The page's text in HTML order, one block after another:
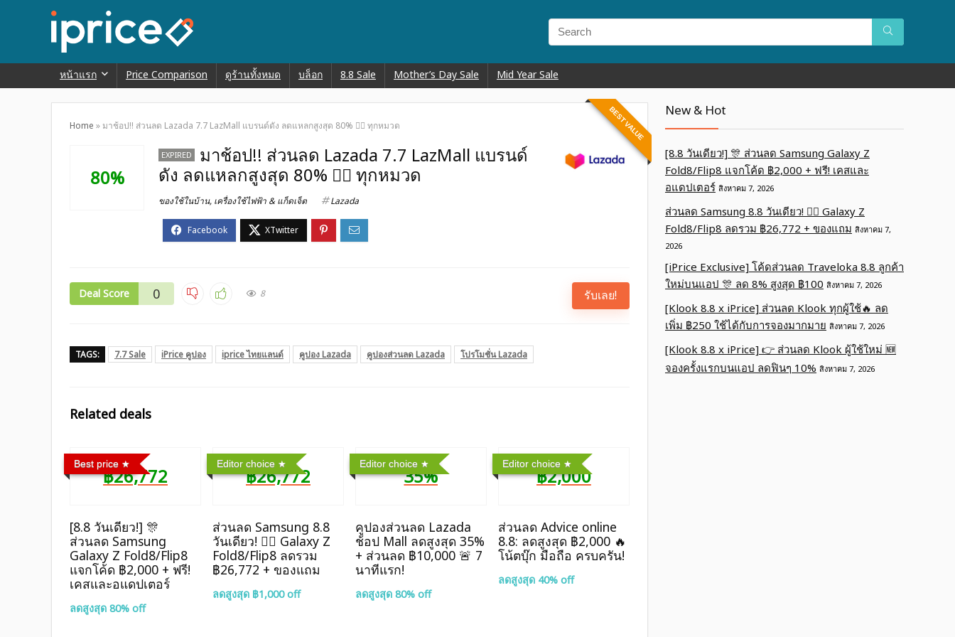
หน้าแรก Price Comparison ดูร้านทั้งหมด บล็อก 8.8 Sale Mother’s Day Sale Mid Year Sale
Home » มาช้อป!! ส่วนลด Lazada 7.7 LazMall แบรนด์ดัง ลดแหลกสูงสุด 80% ❤️‍🔥 ทุกหมวด BEST VALUE
80%
EXPIRED
มาช้อป!! ส่วนลด Lazada 7.7 LazMall แบรนด์
ดัง ลดแหลกสูงสุด 80% ❤️‍🔥 ทุกหมวด
ของใช้ในบ้าน, เครื่องใช้ไฟฟ้า & แก็ดเจ็ต Lazada
Deal Score 0 8 รับเลย!
TAGS: 7.7 Sale iPrice คูปอง iprice ไทยแลนด์ คูปอง Lazada คูปองส่วนลด Lazada โปรโมชั่น Lazada
Related deals
Best price
฿26,772
[8.8 วันเดียว!] 🎊
ส่วนลด Samsung
Galaxy Z Fold8/Flip8
แจกโค้ด ฿2,000 + ฟรี!
เคสและอแดปเตอร์
ลดสูงสุด 80% off
Editor choice
฿26,772
ส่วนลด Samsung 8.8
วันเดียว! ❤️‍🔥 Galaxy Z
Fold8/Flip8 ลดรวม
฿26,772 + ของแถม
ลดสูงสุด ฿1,000 off
Editor choice
35%
คูปองส่วนลด Lazada
ช้อป Mall ลดสูงสุด 35%
+ ส่วนลด ฿10,000 🚨 7
นาทีแรก!
ลดสูงสุด 80% off
Editor choice
฿2,000
ส่วนลด Advice online
8.8: ลดสูงสุด ฿2,000 🔥
โน้ตบุ๊ก มือถือ ครบครัน!
ลดสูงสุด 40% off
New & Hot
[8.8 วันเดียว!] 🎊 ส่วนลด Samsung Galaxy Z
Fold8/Flip8 แจกโค้ด ฿2,000 + ฟรี! เคสและ
อแดปเตอร์ สิงหาคม 7, 2026
ส่วนลด Samsung 8.8 วันเดียว! ❤️‍🔥 Galaxy Z
Fold8/Flip8 ลดรวม ฿26,772 + ของแถม สิงหาคม 7,
2026
[iPrice Exclusive] โค้ดส่วนลด Traveloka 8.8 ลูกค้า
ใหม่บนแอป 🎊 ลด 8% สูงสุด​ ฿100 สิงหาคม 7, 2026
[Klook 8.8 x iPrice] ส่วนลด Klook ทุกผู้ใช้🔥 ลด
เพิ่ม ฿250 ใช้ได้กับการจองมากมาย สิงหาคม 7, 2026
[Klook 8.8 x iPrice] 👉 ส่วนลด Klook ผู้ใช้ใหม่ 🆕
จองครั้งแรกบนแอป ลดฟินๆ 10% สิงหาคม 7, 2026